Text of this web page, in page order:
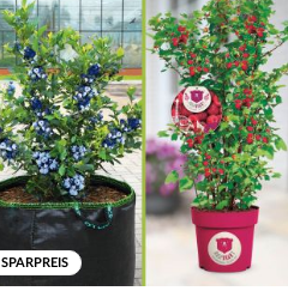
SPARPREIS